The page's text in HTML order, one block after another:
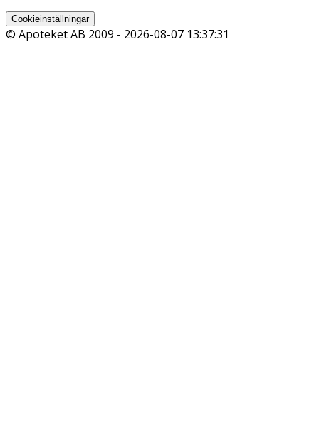
Cookieinställningar
© Apoteket AB 2009 - 2026-08-07 13:37:31